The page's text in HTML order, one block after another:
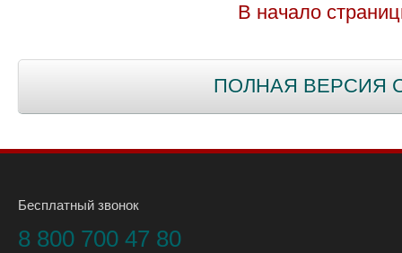
В начало
ПОЛНАЯ ВЕРСИЯ
Бесплатный звонок
8 800 700 47 80